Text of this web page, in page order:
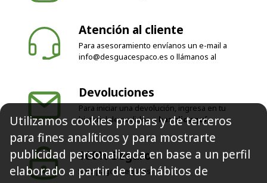
Atención al cliente
Para asesoramiento envíanos un e-mail a
info@desguacespaco.es o llámanos al
Devoluciones
Para iniciar una devolución, ingresa en tu
historial de pedidos o haz clic aquí
100% Seguro
Solo pagos seguros
Utilizamos cookies propias y de terceros
para fines analíticos y para mostrarte
publicidad personalizada en base a un perfil
elaborado a partir de tus hábitos de